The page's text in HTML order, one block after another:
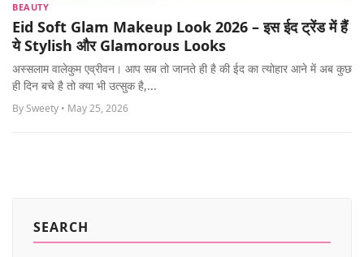
CONTACT NAME IDEAS
MORE
BEAUTY
Eid Soft Glam Makeup Look 2026 – इस ईद ट्रेंड में हैं
ये Stylish और Glamorous Looks
अस्सलाम वालेकुम एव्रीवन। आप सब तो जानते ही है की ईद का त्योहार आने में अब कुछ
ही दिन बचे है तो क्या भी उत्सुक है,...
By Sweety • May 25, 2026
SEARCH